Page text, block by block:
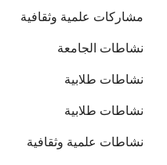
مشاركات علمية وثقافية
نشاطات الجامعة
نشاطات طلابية
نشاطات طلابية
نشاطات علمية وثقافية